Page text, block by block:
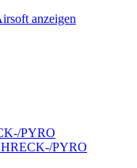
anzeigen
PYRO
PYRO